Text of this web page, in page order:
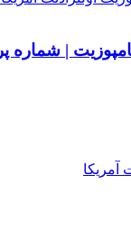
| شماره